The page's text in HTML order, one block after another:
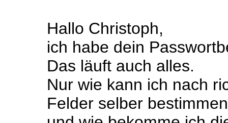
Hallo Christoph,
ich habe dein
Das läuft auch alles.
Nur wie kann ich nach
Felder selber